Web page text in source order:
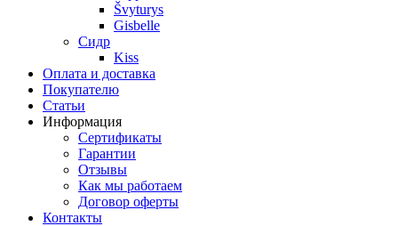
Švyturys
Gisbelle
Сидр
Kiss
Оплата и доставка
Покупателю
Статьи
Информация
Сертификаты
Гарантии
Отзывы
Как мы работаем
Договор оферты
Контакты